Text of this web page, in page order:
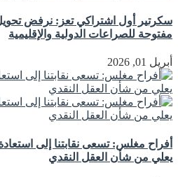
سكرتير أول اشتراكي تعز: نرفض
مفتوحة للصراعات الدولية والإقليمية
أبريل 01, 2026
أفراح مغلس: تسعى نقابتنا إلى
يعلي من شأن العقل النقدي